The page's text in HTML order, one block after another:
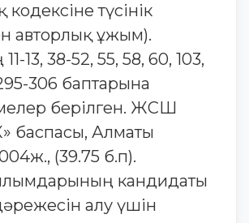
кодексіне түсінік
авторлық ұжым).
13, 38-52, 55, 58, 60, 103,
306 баптарына
берілген. ЖСШ
баспасы, Алматы
(39.75 б.п).
кандидаты
алу үшін